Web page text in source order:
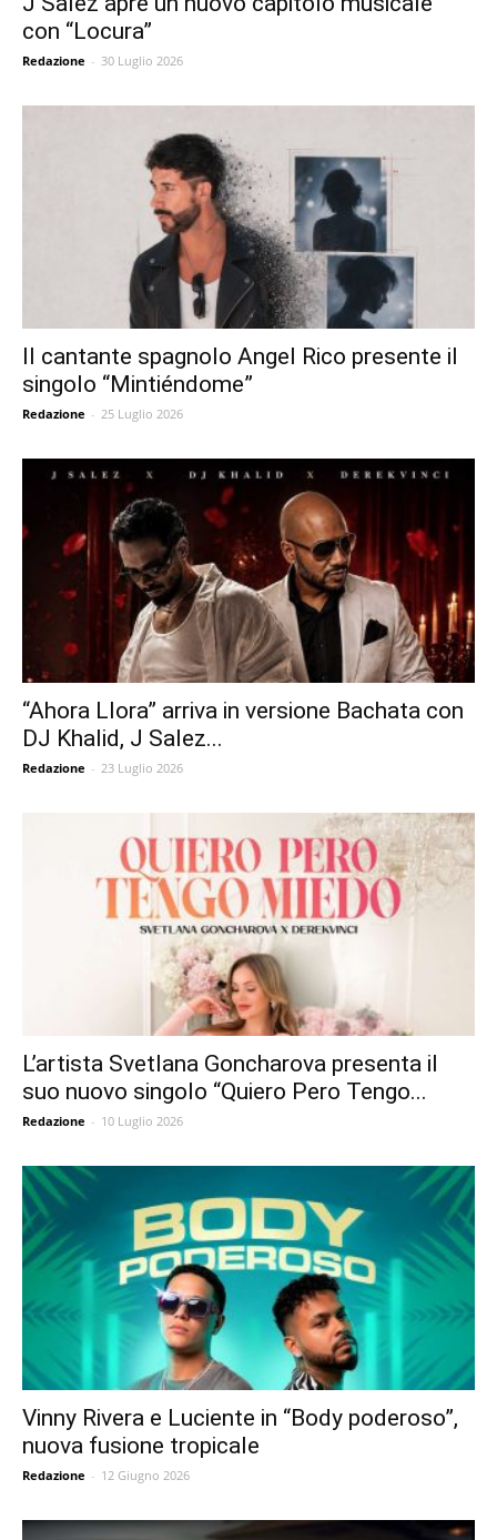
con “Locura”
Redazione - 30 Luglio 2026
Il cantante spagnolo Angel Rico presente il
singolo “Mintiéndome”
Redazione - 25 Luglio 2026
“Ahora Llora” arriva in versione Bachata con
DJ Khalid, J Salez...
Redazione - 23 Luglio 2026
L’artista Svetlana Goncharova presenta il
suo nuovo singolo “Quiero Pero Tengo...
Redazione - 10 Luglio 2026
Vinny Rivera e Luciente in “Body poderoso”,
nuova fusione tropicale
Redazione - 12 Giugno 2026